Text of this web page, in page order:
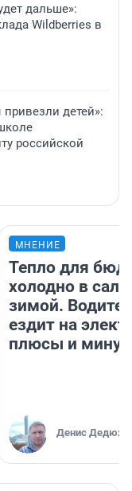
дальше»:
Wildberries в
детей»:
российской
МНЕНИЕ
Тепло для
холодно в
зимой.
ездит на
плюсы и
Денис